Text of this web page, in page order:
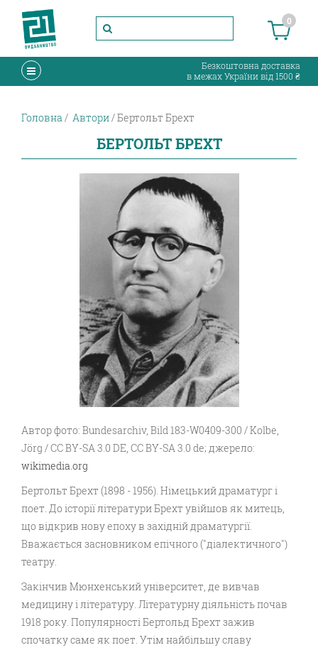
0
Безкоштовна доставка
в межах України від 1500 ₴
Головна Автори Бертольт Брехт
БЕРТОЛЬТ БРЕХТ
Автор фото: Bundesarchiv, Bild 183-W0409-300 / Kolbe,
Jörg / CC BY-SA 3.0 DE, CC BY-SA 3.0 de; джерело:
wikimedia.org
Бертольт Брехт (1898 - 1956). Німецький драматург і
поет. До історії літератури Брехт увійшов як митець,
що відкрив нову епоху в західній драматургії.
Вважається засновником епічного ("діалектичного")
театру.
Закінчив Мюнхенський університет, де вивчав
медицину і літературу. Літературну діяльність почав
1918 року. Популярності Бертольд Брехт зажив
спочатку саме як поет. Утім найбільшу славу